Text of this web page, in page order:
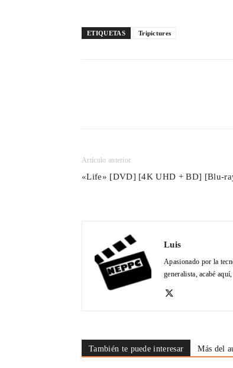
ETIQUETAS Tripictures
Artículo anterior
«Life» [DVD] [4K UHD + BD] [Blu-
Luis
Apasionado por la
generalista, acabé
También te puede interesar Más del